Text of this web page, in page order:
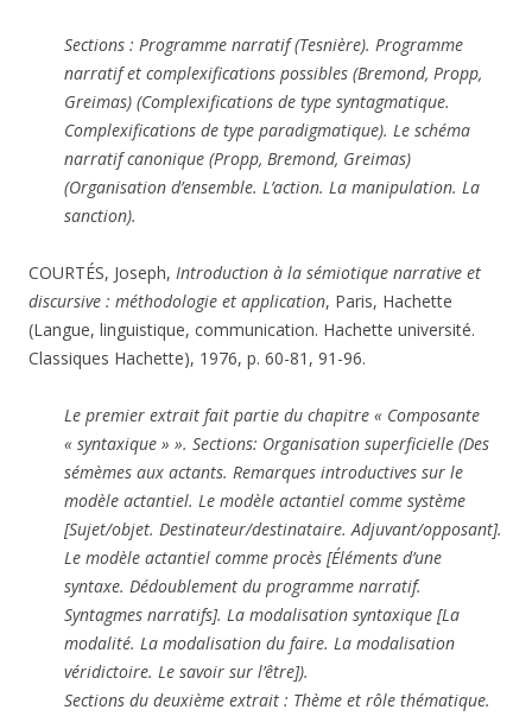
Sections : Programme narratif (Tesnière). Programme
narratif et complexifications possibles (Bremond, Propp,
Greimas) (Complexifications de type syntagmatique.
Complexifications de type paradigmatique). Le schéma
narratif canonique (Propp, Bremond, Greimas)
(Organisation d’ensemble. L’action. La manipulation. La
sanction).
COURTÉS, Joseph, Introduction à la sémiotique narrative et
discursive : méthodologie et application, Paris, Hachette
(Langue, linguistique, communication. Hachette université.
Classiques Hachette), 1976, p. 60-81, 91-96.
Le premier extrait fait partie du chapitre « Composante
« syntaxique » ». Sections: Organisation superficielle (Des
sémèmes aux actants. Remarques introductives sur le
modèle actantiel. Le modèle actantiel comme système
[Sujet/objet. Destinateur/destinataire. Adjuvant/opposant].
Le modèle actantiel comme procès [Éléments d’une
syntaxe. Dédoublement du programme narratif.
Syntagmes narratifs]. La modalisation syntaxique [La
modalité. La modalisation du faire. La modalisation
véridictoire. Le savoir sur l’être]).
Sections du deuxième extrait : Thème et rôle thématique.